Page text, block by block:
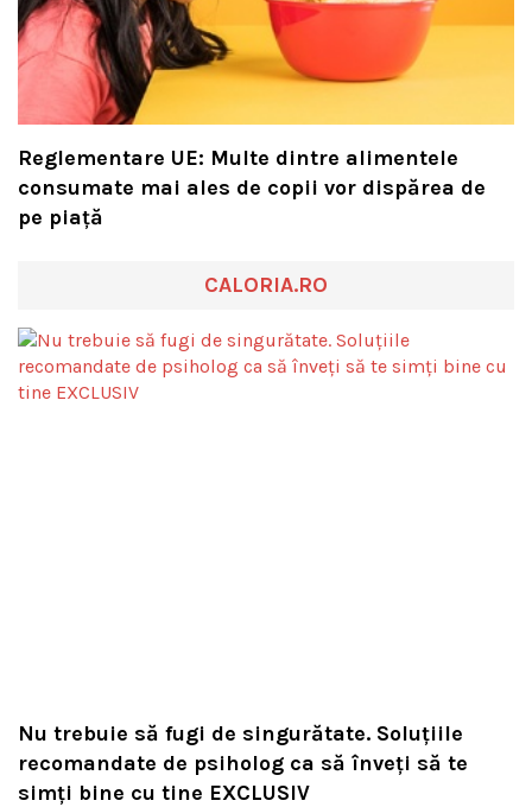
Reglementare UE: Multe dintre alimentele
consumate mai ales de copii vor dispărea de
pe piață
CALORIA.RO
Nu trebuie să fugi de singurătate. Soluțiile
recomandate de psiholog ca să înveți să te
simți bine cu tine EXCLUSIV